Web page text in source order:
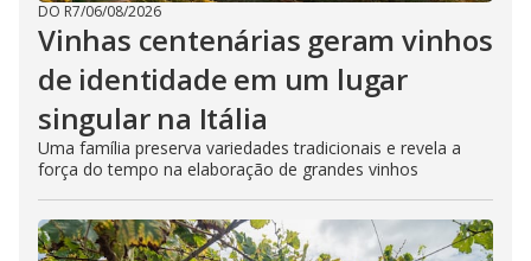
DO R7/06/08/2026
Vinhas centenárias geram vinhos
de identidade em um lugar
singular na Itália
Uma família preserva variedades tradicionais e revela a
força do tempo na elaboração de grandes vinhos